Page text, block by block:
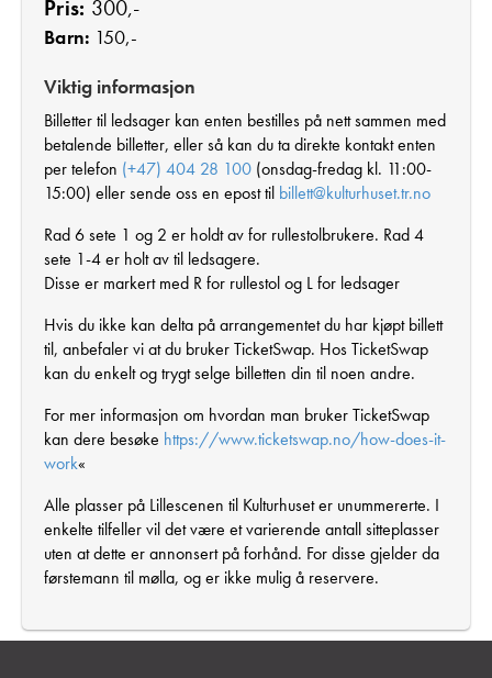
Pris: 300,-
Barn: 150,-
Viktig informasjon
Billetter til ledsager kan enten bestilles på nett sammen med
betalende billetter, eller så kan du ta direkte kontakt enten
per telefon (+47) 404 28 100 (onsdag-fredag kl. 11:00-
15:00) eller sende oss en epost til billett@kulturhuset.tr.no
Rad 6 sete 1 og 2 er holdt av for rullestolbrukere. Rad 4
sete 1-4 er holt av til ledsagere.
Disse er markert med R for rullestol og L for ledsager
Hvis du ikke kan delta på arrangementet du har kjøpt billett
til, anbefaler vi at du bruker TicketSwap. Hos TicketSwap
kan du enkelt og trygt selge billetten din til noen andre.
For mer informasjon om hvordan man bruker TicketSwap
kan dere besøke https://www.ticketswap.no/how-does-it-
work«
Alle plasser på Lillescenen til Kulturhuset er unummererte. I
enkelte tilfeller vil det være et varierende antall sitteplasser
uten at dette er annonsert på forhånd. For disse gjelder da
førstemann til mølla, og er ikke mulig å reservere.